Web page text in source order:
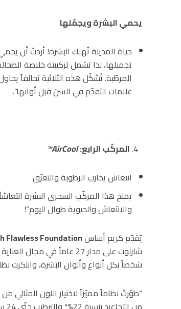
يحمي البشرة ويجمّلها
حياة المدينة تُهلك البشرة! أردتُ أن
تجميلها، لذا تشمل تركيبته خلاصة
المرطّبة. تُشكّل هذه الثلاثية تحالفاً
علامات التقدّم في السنّ قبل أوانها”.
المركّب الرابع:
AirCool™
انتعاش يحارب الرطوبة والتعرّق
يمنح هذا المركّب السحري البشرة
والانتعاش والحيوية طوال اليوم”!
يُقدّم كريم أساسFlawless Foundation
شخصاً بكل أنواع وألوان البشرة، وابتكرت
“طوّرتُ نظاماً مميّزاً لاختيار اللون المثالي